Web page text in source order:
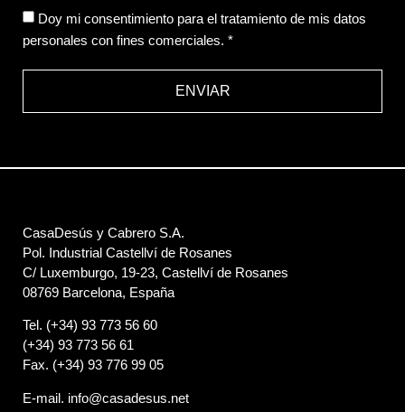
Doy mi consentimiento para el tratamiento de mis datos
personales con fines comerciales. *
ENVIAR
CasaDesús y Cabrero S.A.
Pol. Industrial Castellví de Rosanes
C/ Luxemburgo, 19-23, Castellví de Rosanes
08769 Barcelona, España
Tel. (+34) 93 773 56 60
(+34) 93 773 56 61
Fax. (+34) 93 776 99 05
E-mail. info@casadesus.net